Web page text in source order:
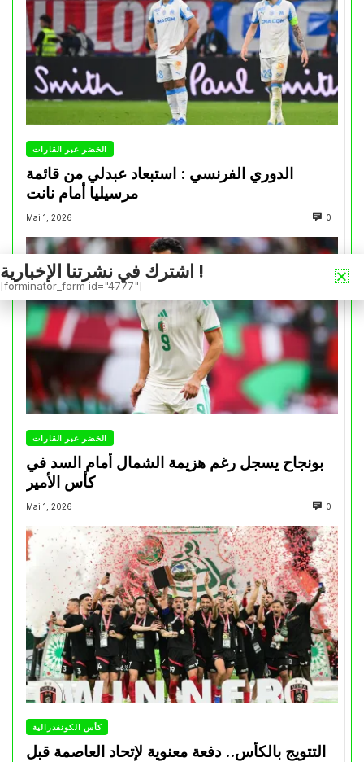
الخضر عبر القارات
الدوري الفرنسي : استبعاد عبدلي من قائمة
مرسيليا أمام نانت
Mai 1, 2026 0
الخضر عبر القارات
بونجاح يسجل رغم هزيمة الشمال أمام السد في
كأس الأمير
Mai 1, 2026 0
كأس الكونفدرالية
التتويج بالكأس.. دفعة معنوية لإتحاد العاصمة قبل
اشترك في نشرتنا الإخبارية !
[forminator_form id="4777"]